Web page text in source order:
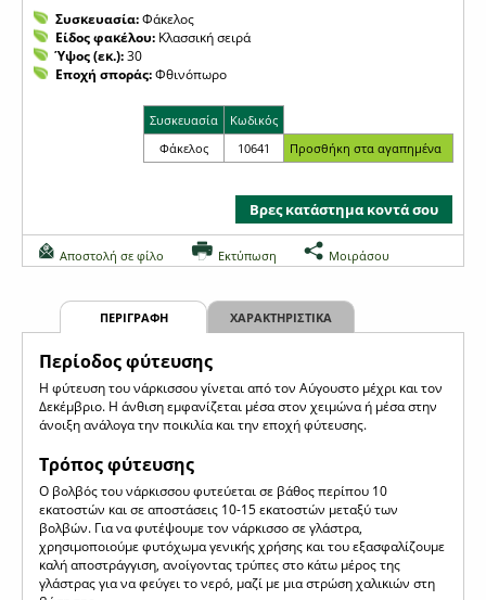
Συσκευασία:Φάκελος
Είδος φακέλου: Κλασσική σειρά
Ύψος (εκ.):30
Εποχή σποράς:Φθινόπωρο
Συσκευασία
Κωδικός
Φάκελος
10641
Βρες κατάστημα κοντά σου
Αποστολή σε φίλο Εκτύπωση Μοιράσου
ΠΕΡΙΓΡΑΦΗ ΧΑΡΑΚΤΗΡΙΣΤΙΚΑ
Περίοδος φύτευσης
Η φύτευση του νάρκισσου γίνεται από τον Αύγουστο μέχρι και τον
Δεκέμβριο. Η άνθιση εμφανίζεται μέσα στον χειμώνα ή μέσα στην
άνοιξη ανάλογα την ποικιλία και την εποχή φύτευσης.
Τρόπος φύτευσης
Ο βολβός του νάρκισσου φυτεύεται σε βάθος περίπου 10
εκατοστών και σε αποστάσεις 10-15 εκατοστών μεταξύ των
βολβών. Για να φυτέψουμε τον νάρκισσο σε γλάστρα,
χρησιμοποιούμε φυτόχωμα γενικής χρήσης και του εξασφαλίζουμε
καλή αποστράγγιση, ανοίγοντας τρύπες στο κάτω μέρος της
γλάστρας για να φεύγει το νερό, μαζί με μια στρώση χαλικιών στη